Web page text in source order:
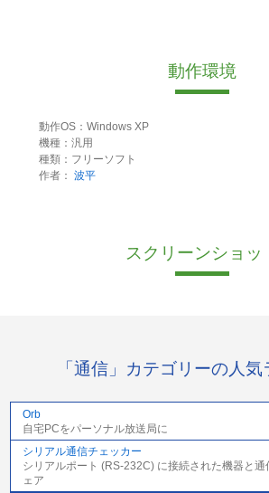
動作環境
動作OS：Windows XP
機種：汎用
種類：フリーソフト
作者： 波平
スクリーンショッ
「通信」カテゴリーの人
Orb
自宅PCをパーソナル放送局に
シリアル通信チェッカー
シリアルポート (RS-232C) に接続された機器と
ェア